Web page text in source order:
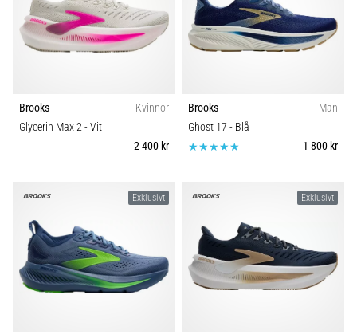
8 min. läsning
Plantar
fasciit:
och
behandling
skarp
under
eller
efter
löpning?
Typ av sko
Brooks
Kvinnor
Glycerin Max 2- Vit
2 400 kr
Brooks
Män
Ghost 17 - Blå
1 800 kr
Exklusivt Exklusivt